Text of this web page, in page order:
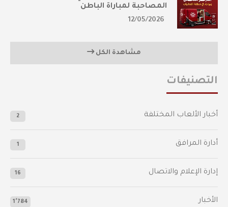
المصاحبة لمباراة الباطن
12/05/2026
مشاهدة الكل
التصنيفات
أخبار الألعاب المختلفة 2
أدارة المرافق 1
إدارة الإعلام والاتصال 16
الأخبار 1٬784